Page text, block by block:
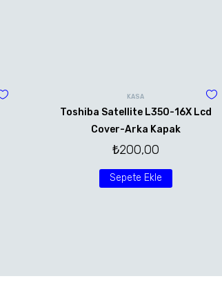
KASA
Toshiba Satellite L350-16X Lcd
Cover-Arka Kapak
₺200,00
Sepete Ekle